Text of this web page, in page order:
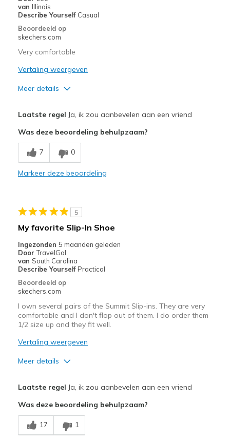
van Illinois
Describe Yourself Casual
Beoordeeld op
skechers.com
Very comfortable
Vertaling weergeven
Meer details
Comfortable
Stylish
Going Out
Width
Sizing
Feels true to size
View On Shoes
Laatste regel Ja, ik zou aanbevelen aan een vriend
Was deze beoordeling behulpzaam?
7 0
Markeer deze beoordeling
5
My favorite Slip-In Shoe
Ingezonden 5 maanden geleden
Door TravelGal
van South Carolina
Describe Yourself Practical
Beoordeeld op
skechers.com
I own several pairs of the Summit Slip-ins. They are very
comfortable and I don't flop out of them. I do order them
1/2 size up and they fit well.
Vertaling weergeven
Meer details
Beste toepassingen
Casual Wear
Laatste regel Ja, ik zou aanbevelen aan een vriend
Was deze beoordeling behulpzaam?
17 1